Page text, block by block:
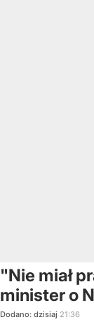
"Nie miał
minister o
Dodano: dzisiaj 21:36